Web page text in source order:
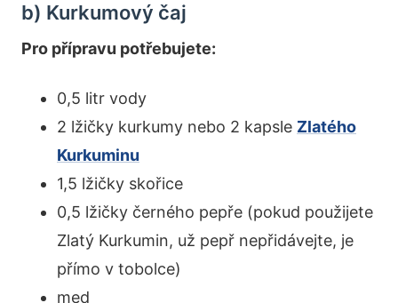
b) Kurkumový čaj
Pro přípravu potřebujete:
0,5 litr vody
2 lžičky kurkumy nebo 2 kapsle Zlatého
Kurkuminu
1,5 lžičky skořice
0,5 lžičky černého pepře (pokud použijete
Zlatý Kurkumin, už pepř nepřidávejte, je
přímo v tobolce)
med